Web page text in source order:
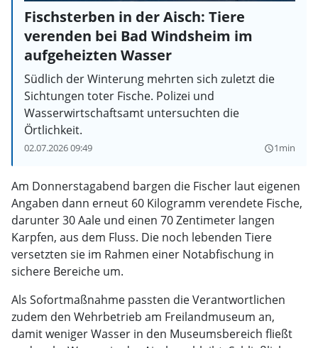
Fischsterben in der Aisch: Tiere
verenden bei Bad Windsheim im
aufgeheizten Wasser
Südlich der Winterung mehrten sich zuletzt die
Sichtungen toter Fische. Polizei und
Wasserwirtschaftsamt untersuchten die
Örtlichkeit.
02.07.2026 09:49 query_builder1min
Am Donnerstagabend bargen die Fischer laut eigenen
Angaben dann erneut 60 Kilogramm verendete Fische,
darunter 30 Aale und einen 70 Zentimeter langen
Karpfen, aus dem Fluss. Die noch lebenden Tiere
versetzten sie im Rahmen einer Notabfischung in
sichere Bereiche um.
Als Sofortmaßnahme passten die Verantwortlichen
zudem den Wehrbetrieb am Freilandmuseum an,
damit weniger Wasser in den Museumsbereich fließt